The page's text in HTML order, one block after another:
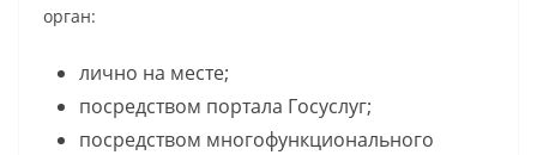
орган:
лично на месте;
посредством портала Госуслуг;
посредством многофункционального